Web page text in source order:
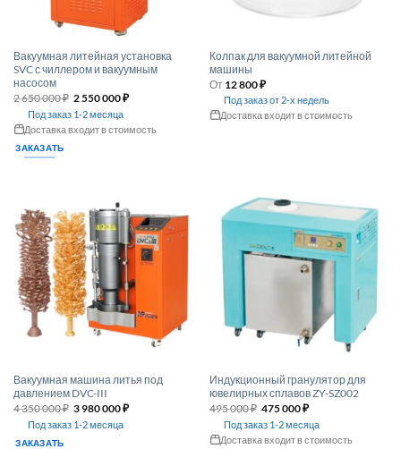
Вакуумная литейная установка
SVC с чиллером и вакуумным
насосом
2 650 000₽ Первоначальная
составляла
2 650 000 ₽.
2 550 000₽Текущая
Под заказ 1-2 месяца
Доставка входит в стоимость
ЗАКАЗАТЬ
Колпак для вакуумной литейной
машины
От 12 800₽
Под заказ от 2-х недель
Доставка входит в стоимость
вариаций.
Опции
выбрать
странице
товара.
Вакуумная машина литья под
давлением DVC-III
4 350 000₽ Первоначальная
составляла
3 980 000₽Текущая
Под заказ 1-2 месяца
ЗАКАЗАТЬ
Индукционный гранулятор для
ювелирных сплавов ZY-SZ002
495 000₽ Первоначальная
составляла
495 000 ₽.
475 000₽Текущая
475 000 ₽.
Под заказ 1-2 месяца
Доставка входит в стоимость